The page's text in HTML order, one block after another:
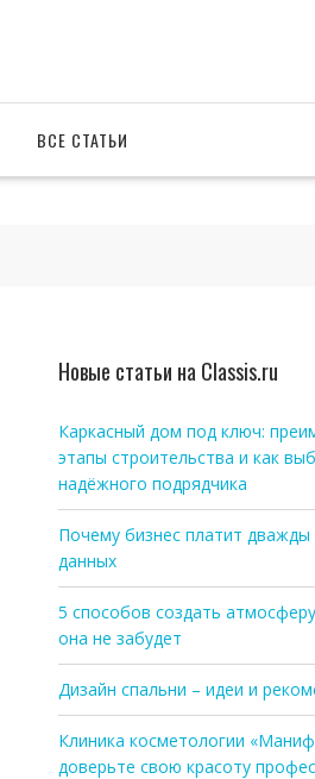
ВСЕ СТАТЬИ
Новые статьи на Classis.ru
Каркасный дом под ключ:
этапы строительства и как
надёжного подрядчика
Почему бизнес платит дважды
данных
5 способов создать
она не забудет
Дизайн спальни – идеи и
Клиника косметологии
доверьте свою красоту